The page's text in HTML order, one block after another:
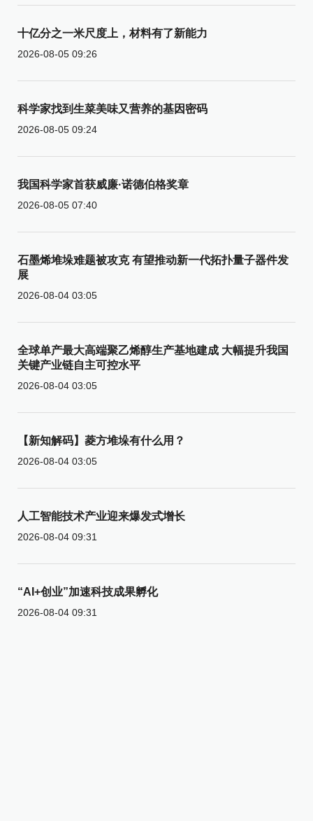
十亿分之一米尺度上，材料有了新能力
2026-08-05 09:26
科学家找到生菜美味又营养的基因密码
2026-08-05 09:24
我国科学家首获威廉·诺德伯格奖章
2026-08-05 07:40
石墨烯堆垛难题被攻克 有望推动新一代拓扑量子器件发
展
2026-08-04 03:05
全球单产最大高端聚乙烯醇生产基地建成 大幅提升我国
关键产业链自主可控水平
2026-08-04 03:05
【新知解码】菱方堆垛有什么用？
2026-08-04 03:05
人工智能技术产业迎来爆发式增长
2026-08-04 09:31
“AI+创业”加速科技成果孵化
2026-08-04 09:31